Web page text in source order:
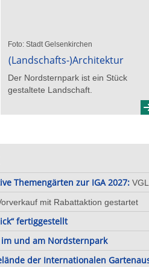
Foto: Stadt Gelsenkirchen
(Landschafts-)Architektur
Der Nordsternpark ist ein Stück
gestaltete Landschaft.
Themengärten zur IGA 2027:
mit Rabattaktion gestartet
fertiggestellt
und am Nordsternpark
der Internationalen